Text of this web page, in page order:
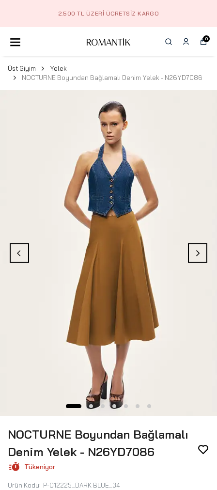
2.500 TL ÜZERI ÜCRETSIZ KARGO
0
Üst Giyim
Yelek
NOCTURNE Boyundan Bağlamalı Denim Yelek - N26YD7086
NOCTURNE Boyundan Bağlamalı
Denim Yelek - N26YD7086
Tükeniyor
Ürün Kodu: P-012225_DARK BLUE_34